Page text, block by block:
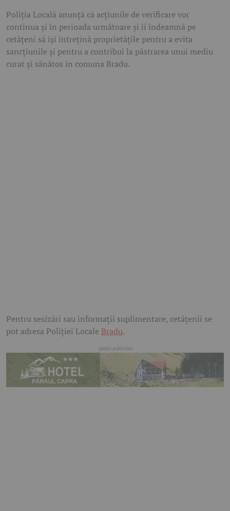
Poliția Locală anunță că acțiunile de verificare vor
continua și în perioada următoare și îi îndeamnă pe
cetățeni să își întrețină proprietățile pentru a evita
sancțiunile și pentru a contribui la păstrarea unui mediu
curat și sănătos în comuna Bradu.
Pentru sesizări sau informații suplimentare, cetățenii se
pot adresa Poliției Locale Bradu.